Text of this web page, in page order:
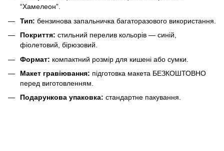
“Хамелеон”.
Тип: бензинова запальничка багаторазового використання.
Покриття: стильний перелив кольорів — синій,
фіолетовий, бірюзовий.
Формат: компактний розмір для кишені або сумки.
Макет гравіювання: підготовка макета БЕЗКОШТОВНО
перед виготовленням.
Подарункова упаковка: стандартне пакування.